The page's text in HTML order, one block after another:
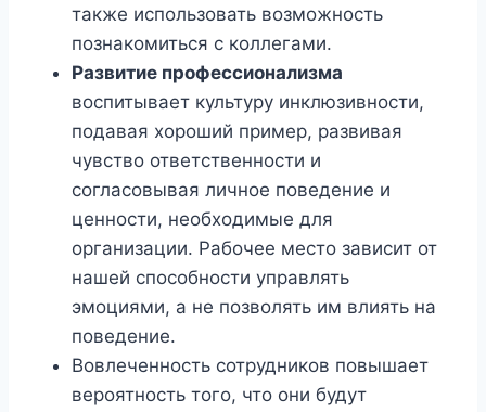
также использовать возможность
познакомиться с коллегами.
Развитие профессионализма
воспитывает культуру инклюзивности,
подавая хороший пример, развивая
чувство ответственности и
согласовывая личное поведение и
ценности, необходимые для
организации. Рабочее место зависит от
нашей способности управлять
эмоциями, а не позволять им влиять на
поведение.
Вовлеченность сотрудников повышает
вероятность того, что они будут